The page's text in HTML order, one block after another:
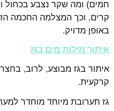
חמים) ומה שקר נצבע בכחול
קרים, וכך המצלמה החכמה
באופן מדויק.
איתור נזילות מים בגז
איתור בגז מבוצע, לרוב,
קרקעית.
גז תערובת מיוחד מוחדר